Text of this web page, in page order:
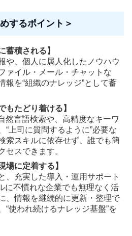
するポイント＞
蓄積される】
や、個人に属人化したノウハウ
ァイル・メール・チャットな
報を“組織のナレッジ”として蓄
もたどり着ける】
然言語検索や、高精度なキーワ
“上司に質問するように”必要な
索スキルに依存せず、誰でも簡
セスできます。
場に定着する】
、充実した導入・運用サポート
に不慣れな企業でも無理なく活
、情報を継続的に更新・整理で
“使われ続けるナレッジ基盤”を